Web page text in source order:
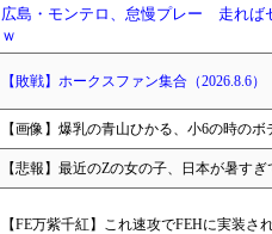
広島・モンテロ、怠慢プレー 走れば
ｗ
【敗戦】ホークスファン集合（2026.8.6）
【画像】爆乳の青山ひかる、小6の時の
【悲報】最近のZの女の子、日本が暑す
【FE万紫千紅】これ速攻でFEHに実装さ